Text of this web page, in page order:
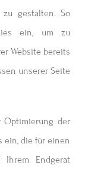
gestalten. So
ein, um zu
Website bereits
unserer Seite
Optimierung der
ein, die für einen
Ihrem Endgerät